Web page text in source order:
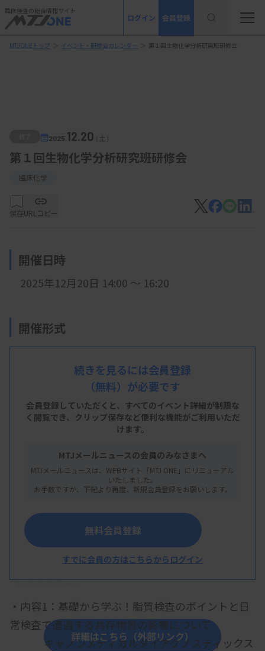
臨床検査の総合情報サイト
ログイン 会員登録
MTJONEトップ ＞ イベント・研修会カレンダー ＞ 第１回生物化学分析研究班研修会
2025. 12.20（土）
第１回生物化学分析研究班研修会
臨床化学
保存URLコピー
開催日時
2025年12月20日 14:00 ～ 16:20
開催形式
現地開催
回生病院 5階講堂
主 催
概 要
【プログラム】
・内容1：基礎から学ぶ！脂質検査のポイントと日
常検査で遭遇する共存物質の影響について
キャノンメディカルダイアグノスティックス
詳細はこちら（外部リンク）
続きを見るには会員登録
（無料）が必要です
会員登録していただくと、すべてのイベント詳細が制限な
く閲覧でき、 クリップ保存など便利な機能がご利用いただ
けます。
MTJメールニュースの会員のみなさまへ
MTJメールニュースは、WEBサイト「MTJ ONE」にリニューアル
いたしました。
お手数ですが、下記より再度、新規会員登録をお願いします。
無料会員登録
すでに会員の方はこちらからログイン